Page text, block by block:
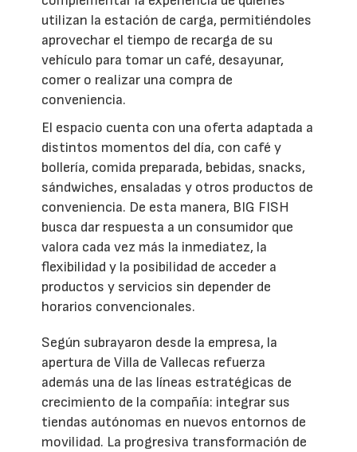
utilizan la estación de carga, permitiéndoles
aprovechar el tiempo de recarga de su
vehículo para tomar un café, desayunar,
comer o realizar una compra de
conveniencia.
El espacio cuenta con una oferta adaptada a
distintos momentos del día, con café y
bollería, comida preparada, bebidas, snacks,
sándwiches, ensaladas y otros productos de
conveniencia. De esta manera, BIG FISH
busca dar respuesta a un consumidor que
valora cada vez más la inmediatez, la
flexibilidad y la posibilidad de acceder a
productos y servicios sin depender de
horarios convencionales.
Según subrayaron desde la empresa, la
apertura de Villa de Vallecas refuerza
además una de las líneas estratégicas de
crecimiento de la compañía: integrar sus
tiendas autónomas en nuevos entornos de
movilidad. La progresiva transformación de